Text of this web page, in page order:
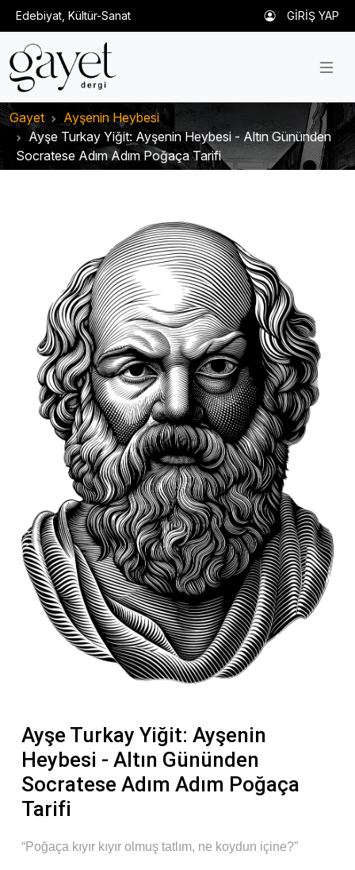
Edebiyat, Kültür-Sanat GİRİŞ YAP
Gayet
Ayşenin Heybesi
Ayşe Turkay Yiğit: Ayşenin Heybesi - Altın Gününden
Socratese Adım Adım Poğaça Tarifi
Ayşe Turkay Yiğit: Ayşenin
Heybesi - Altın Gününden
Socratese Adım Adım Poğaça
Tarifi
“Poğaça kıyır kıyır olmuş tatlım, ne koydun içine?”